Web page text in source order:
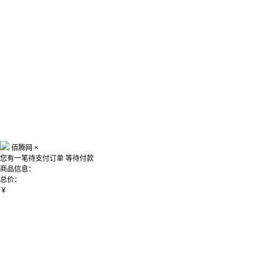
佰腾网 ×
您有一笔待支付订单 等待付款
商品信息：
总价：
￥